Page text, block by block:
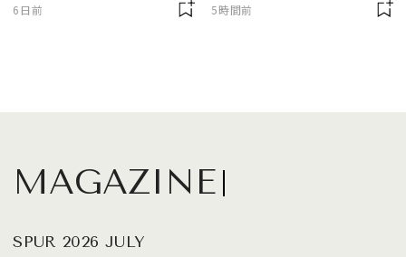
6日前 5時間前
MAGAZINE
SPUR 2026 JULY